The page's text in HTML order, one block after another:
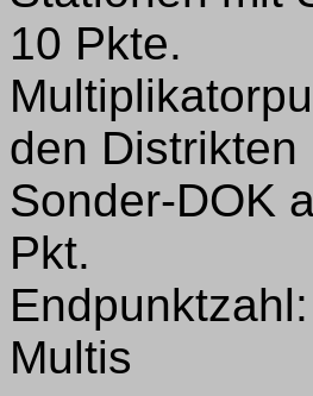
10 Pkte.
den Distrikten
Sonder-DOK
Pkt.
Multis